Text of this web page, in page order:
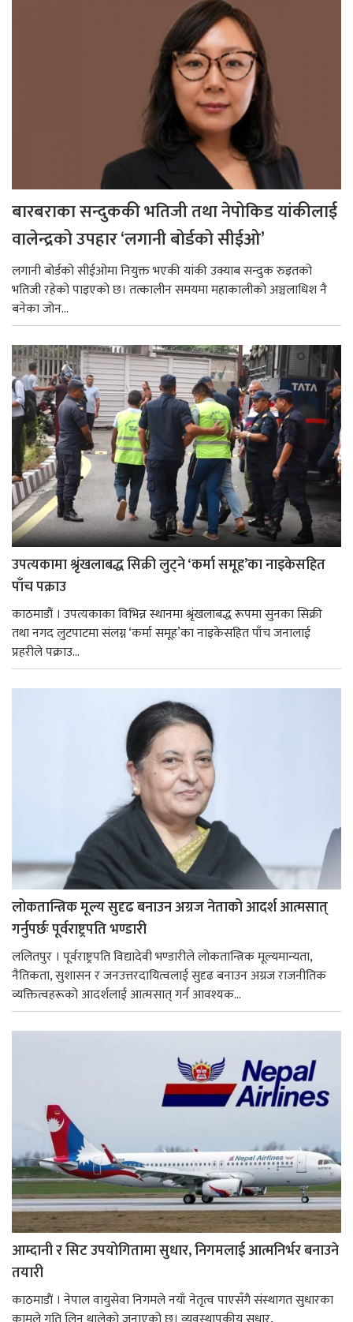
बारबराका सन्दुककी भतिजी तथा नेपोकिड यांकीलाई
वालेन्द्रको उपहार ‘लगानी बोर्डको सीईओ’
लगानी बोर्डको सीईओमा नियुक्त भएकी यांकी उक्याब सन्दुक रुइतको
भतिजी रहेको पाइएको छ। तत्कालीन समयमा महाकालीको अञ्चलाधिश नै
बनेका जोन...
उपत्यकामा श्रृंखलाबद्ध सिक्री लुट्ने ‘कर्मा समूह’का नाइकेसहित
पाँच पक्राउ
काठमाडौं । उपत्यकाका विभिन्न स्थानमा श्रृंखलाबद्ध रूपमा सुनका सिक्री
तथा नगद लुटपाटमा संलग्न ‘कर्मा समूह’का नाइकेसहित पाँच जनालाई
प्रहरीले पक्राउ...
लोकतान्त्रिक मूल्य सुदृढ बनाउन अग्रज नेताको आदर्श आत्मसात्
गर्नुपर्छः पूर्वराष्ट्रपति भण्डारी
ललितपुर । पूर्वराष्ट्रपति विद्यादेवी भण्डारीले लोकतान्त्रिक मूल्यमान्यता,
नैतिकता, सुशासन र जनउत्तरदायित्वलाई सुदृढ बनाउन अग्रज राजनीतिक
व्यक्तित्वहरूको आदर्शलाई आत्मसात् गर्न आवश्यक...
आम्दानी र सिट उपयोगितामा सुधार, निगमलाई आत्मनिर्भर बनाउने
तयारी
काठमाडाैं । नेपाल वायुसेवा निगमले नयाँ नेतृत्व पाएसँगै संस्थागत सुधारका